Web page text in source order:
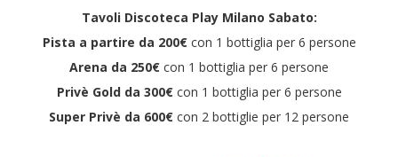
Tavoli Discoteca Play Milano Sabato:
Pista a partire da 200€con 1 bottiglia per 6 persone
Arena da 250€ con 1 bottiglia per 6 persone
Privè Gold da 300€con 1 bottiglia per 6 persone
Super Privè da 600€ con 2 bottiglie per 12 persone